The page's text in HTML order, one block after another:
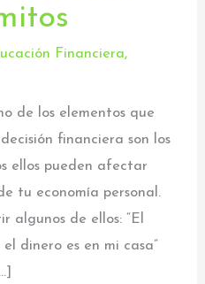
Financiera,
de los elementos que
financiera son los
ellos pueden afectar
tu economía personal.
algunos de ellos: “El
dinero es en mi casa”